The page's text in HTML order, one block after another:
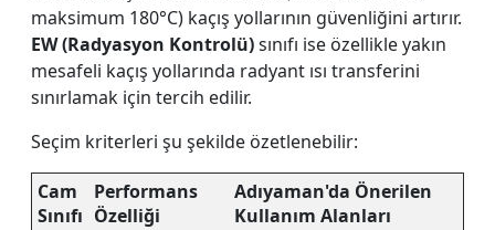
maksimum 180°C) kaçış yollarının güvenliğini artırır.
EW (Radyasyon Kontrolü)sınıfı ise özellikle yakın
mesafeli kaçış yollarında radyant ısı transferini
sınırlamak için tercih edilir.
Seçim kriterleri şu şekilde özetlenebilir:
Cam
Sınıfı
Performans
Özelliği
Adıyaman'da Önerilen
Kullanım Alanları